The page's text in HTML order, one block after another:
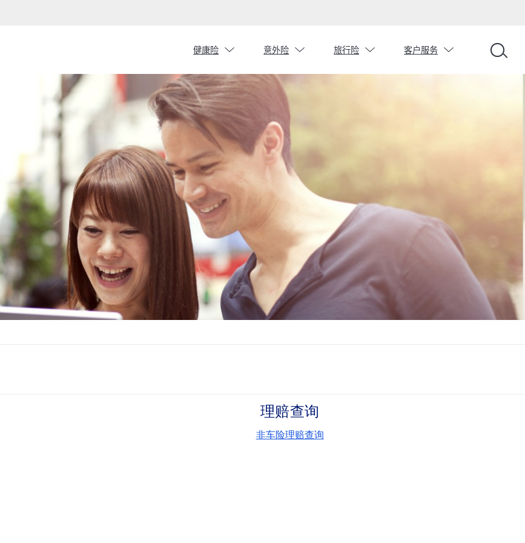
健康险 chevron_down 意外险 chevron_down 旅行险 chevron_down 客户服务 chevron_down
理赔查询
非车险理赔查询